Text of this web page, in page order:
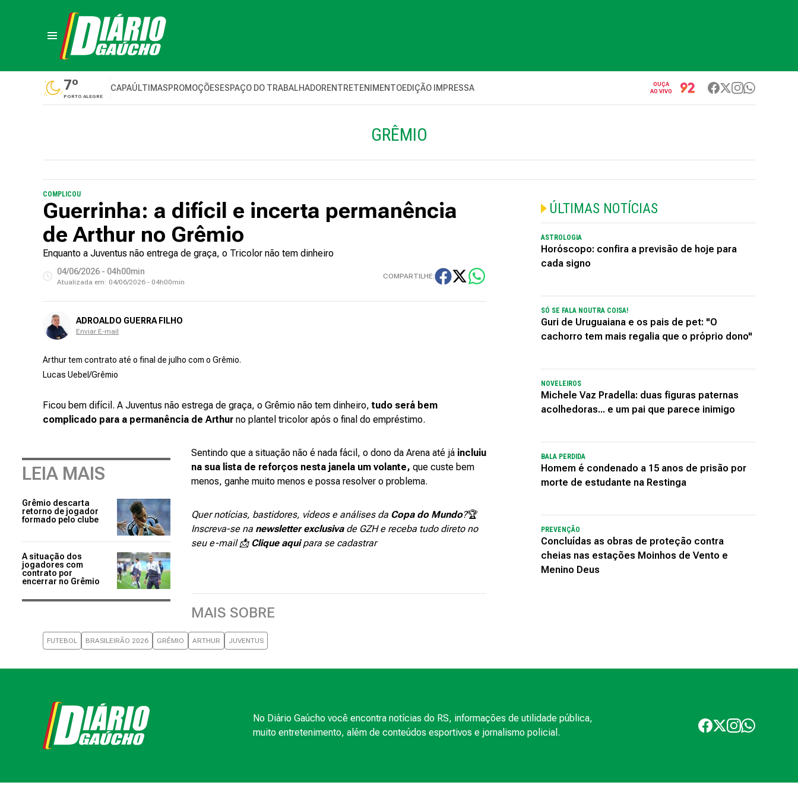
7º
PORTO ALEGRE
CAPAÚLTIMASPROMOÇÕESESPAÇO DO TRABALHADORENTRETENIMENTOEDIÇÃO IMPRESSA
OUÇA
AO VIVO
GRÊMIO
COMPLICOU
Guerrinha: a difícil e incerta permanência
de Arthur no Grêmio
Enquanto a Juventus não entrega de graça, o Tricolor não tem dinheiro
04/06/2026 - 04h00min
Atualizada em: 04/06/2026 - 04h00min
COMPARTILHE:
ADROALDO GUERRA FILHO
Enviar E-mail
Arthur tem contrato até o final de julho com o Grêmio.
Lucas Uebel/Grêmio
Ficou bem difícil. A Juventus não estrega de graça, o Grêmio não tem dinheiro,tudo será bem
complicado para a permanência de Arthur no plantel tricolor após o final do empréstimo.
LEIA MAIS
Grêmio descarta
retorno de jogador
formado pelo clube
A situação dos
jogadores com
contrato por
encerrar no Grêmio
Sentindo que a situação não é nada fácil, o dono da Arena até já incluiu
na sua lista de reforços nesta janela um volante, que custe bem
menos, ganhe muito menos e possa resolver o problema.
Quer notícias, bastidores, vídeos e análises da Copa do Mundo?🏆
Inscreva-se na newsletter exclusivade GZH e receba tudo direto no
seu e-mail 📩 Clique aquipara se cadastrar
MAIS SOBRE
FUTEBOL BRASILEIRÃO 2026 GRÊMIO ARTHUR JUVENTUS
ÚLTIMAS NOTÍCIAS
ASTROLOGIA
Horóscopo: confira a previsão de hoje para
cada signo
SÓ SE FALA NOUTRA COISA!
Guri de Uruguaiana e os pais de pet: "O
cachorro tem mais regalia que o próprio dono"
NOVELEIROS
Michele Vaz Pradella: duas figuras paternas
acolhedoras... e um pai que parece inimigo
BALA PERDIDA
Homem é condenado a 15 anos de prisão por
morte de estudante na Restinga
PREVENÇÃO
Concluídas as obras de proteção contra
cheias nas estações Moinhos de Vento e
Menino Deus
No Diário Gaúcho você encontra notícias do RS, informações de utilidade pública,
muito entretenimento, além de conteúdos esportivos e jornalismo policial.